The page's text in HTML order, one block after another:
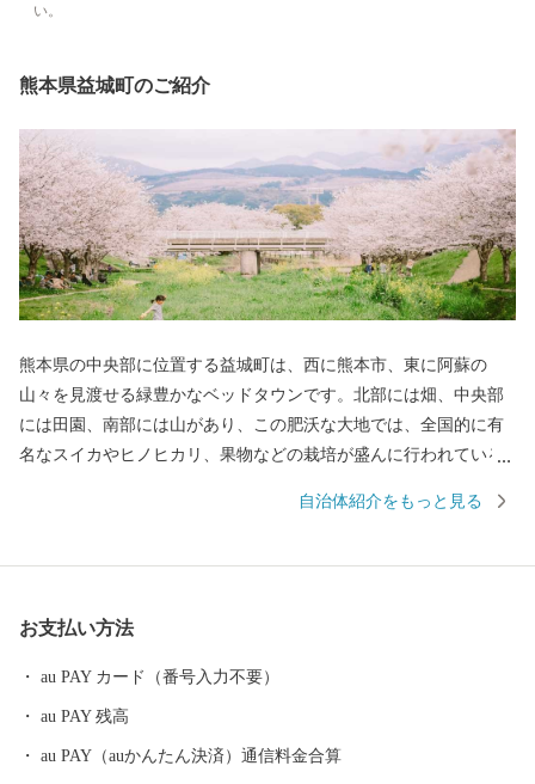
い。
熊本県益城町のご紹介
熊本県の中央部に位置する益城町は、西に熊本市、東に阿蘇の
山々を見渡せる緑豊かなベッドタウンです。北部には畑、中央部
には田園、南部には山があり、この肥沃な大地では、全国的に有
名なスイカやヒノヒカリ、果物などの栽培が盛んに行われている
春は秋津川の桜、夏は蛍、秋は紅葉と美しい景観があふれていま
自治体紹介をもっと見る
お支払い方法
au PAY カード（番号入力不要）
au PAY 残高
au PAY（auかんたん決済）通信料金合算